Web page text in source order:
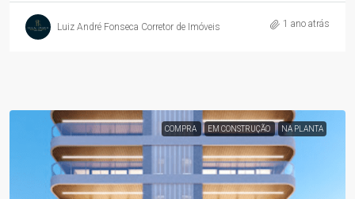
Luiz André Fonseca Corretor de Imóveis 1 ano atrás
COMPRA EM CONSTRUÇÃO NA PLANTA